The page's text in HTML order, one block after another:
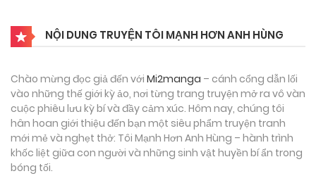
NỘI DUNG TRUYỆN TÔI MẠNH HƠN ANH HÙNG
Chào mừng đọc giả đến với Mi2manga – cánh cổng dẫn lối
vào những thế giới kỳ ảo, nơi từng trang truyện mở ra vô vàn
cuộc phiêu lưu kỳ bí và đầy cảm xúc. Hôm nay, chúng tôi
hân hoan giới thiệu đến bạn một siêu phẩm truyện tranh
mới mẻ và nghẹt thở: Tôi Mạnh Hơn Anh Hùng – hành trình
khốc liệt giữa con người và những sinh vật huyền bí ẩn trong
bóng tối.